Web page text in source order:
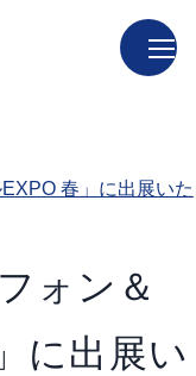
春」に出展いた
ォン＆
に出展い